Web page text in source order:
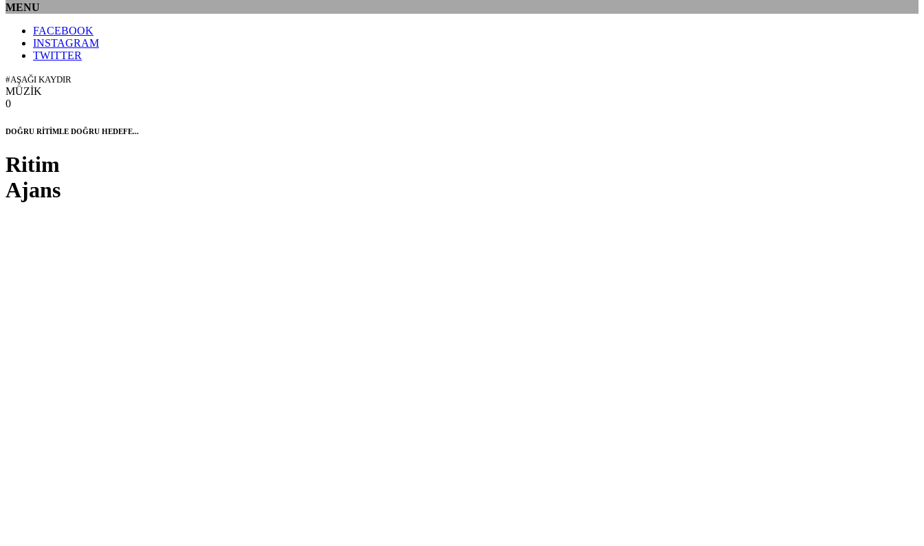
MENU
FACEBOOK
INSTAGRAM
TWITTER
#AŞAĞI KAYDIR
MÜZİK
0
DOĞRU RİTİMLE DOĞRU HEDEFE...
Ritim
Ajans